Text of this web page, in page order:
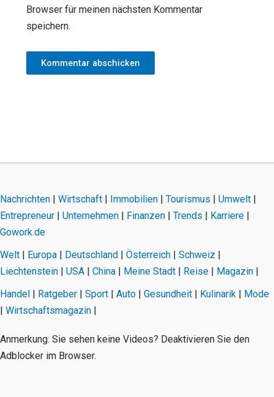
Browser für meinen nächsten Kommentar
speichern.
Nachrichten Wirtschaft Immobilien Tourismus Umwelt
Entrepreneur
Unternehmen Finanzen Trends Karriere
Gowork.de
Welt
Europa Deutschland Österreich Schweiz
Liechtenstein
USA China Meine Stadt Reise Magazin
Handel
Ratgeber Sport Auto Gesundheit Kulinarik
Mode
Wirtschaftsmagazin
Anmerkung: Sie sehen keine Videos? Deaktivieren Sie den
Adblocker im Browser.